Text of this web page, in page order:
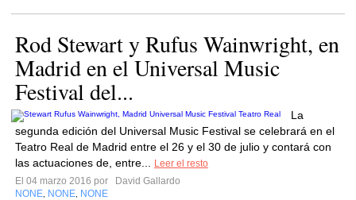
Rod Stewart y Rufus Wainwright, en
Madrid en el Universal Music
Festival del...
La
segunda edición del Universal Music Festival se celebrará en el
Teatro Real de Madrid entre el 26 y el 30 de julio y contará con
las actuaciones de, entre...
Leer el resto
El 04 marzo 2016 por
David Gallardo
NONE NONE NONE